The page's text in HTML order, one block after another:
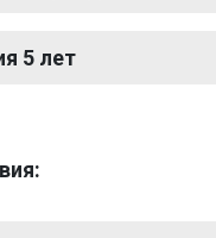
5 лет